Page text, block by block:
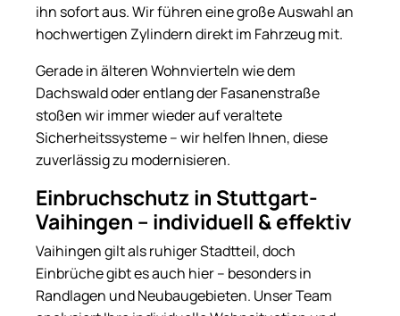
ihn sofort aus. Wir führen eine große Auswahl an
hochwertigen Zylindern direkt im Fahrzeug mit.
Gerade in älteren Wohnvierteln wie dem
Dachswald oder entlang der Fasanenstraße
stoßen wir immer wieder auf veraltete
Sicherheitssysteme – wir helfen Ihnen, diese
zuverlässig zu modernisieren.
Einbruchschutz in Stuttgart-
Vaihingen – individuell & effektiv
Vaihingen gilt als ruhiger Stadtteil, doch
Einbrüche gibt es auch hier – besonders in
Randlagen und Neubaugebieten. Unser Team